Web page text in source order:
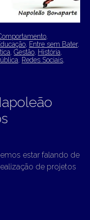
Entre sem Bater,
Gestão História
Redes Sociais
estar falando de
de projetos